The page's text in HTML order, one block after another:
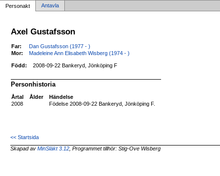
Personakt Antavla
Axel Gustafsson
Far:
Dan Gustafsson (1977 - )
Mor:
Madeleine Ann Elisabeth Wisberg (1974 - )
Född: 2008-09-22 Bankeryd, Jönköping F
Personhistoria
Årtal Ålder
Händelse
2008
Födelse 2008-09-22 Bankeryd, Jönköping F.
<< Startsida
Skapad avMinSläkt 3.12 , Programmet tillhör: Stig-Ove Wisberg